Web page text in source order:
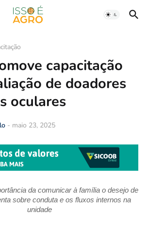
capacitação
de doadores
oculares
- maio 23, 2025
da comunicar à família o desejo de
sobre conduta e os fluxos internos na
unidade